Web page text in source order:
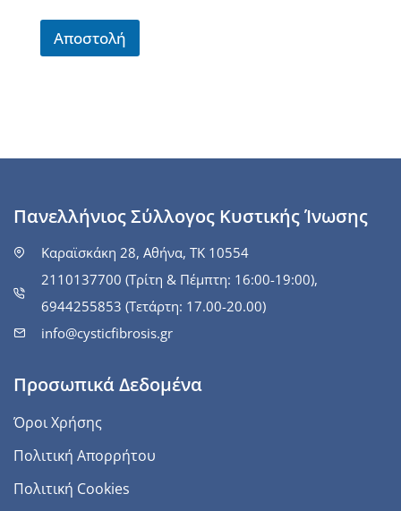
Αποστολή
Πανελλήνιος Σύλλογος Κυστικής Ίνωσης
Καραϊσκάκη 28, Αθήνα, ΤΚ 10554
2110137700 (Τρίτη & Πέμπτη: 16:00-19:00),
6944255853 (Τετάρτη: 17.00-20.00)
info@cysticfibrosis.gr
Προσωπικά Δεδομένα
Όροι Χρήσης
Πολιτική Απορρήτου
Πολιτική Cookies